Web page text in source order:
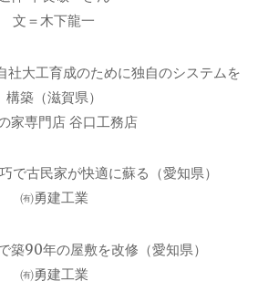
文＝木下龍一
社大工育成のために独自のシステムを
構築（滋賀県）
家専門店 谷口工務店
で古民家が快適に蘇る（愛知県）
㈲勇建工業
築90年の屋敷を改修（愛知県）
㈲勇建工業